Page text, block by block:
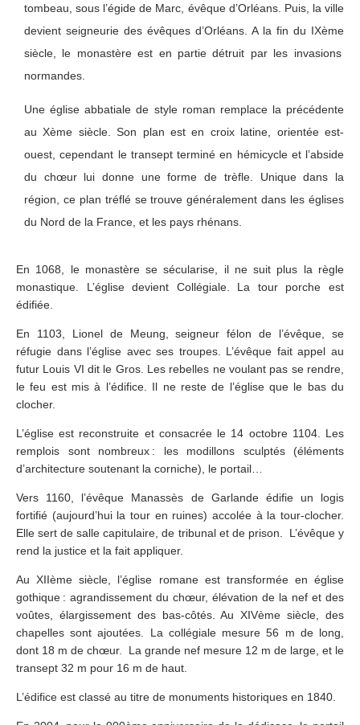
tombeau, sous l’égide de Marc, évêque d’Orléans. Puis, la ville
devient seigneurie des évêques d’Orléans. A la fin du IXème
siècle, le monastère est en partie détruit par les invasions
normandes.
Une église abbatiale de style roman remplace la précédente
au Xème siècle. Son plan est en croix latine, orientée est-
ouest, cependant le transept terminé en hémicycle et l’abside
du chœur lui donne une forme de trèfle. Unique dans la
région, ce plan tréflé se trouve généralement dans les églises
du Nord de la France, et les pays rhénans.
En 1068, le monastère se sécularise, il ne suit plus la règle
monastique. L’église devient Collégiale. La tour porche est
édifiée.
En 1103, Lionel de Meung, seigneur félon de l’évêque, se
réfugie dans l’église avec ses troupes. L’évêque fait appel au
futur Louis VI dit le Gros. Les rebelles ne voulant pas se rendre,
le feu est mis à l’édifice. Il ne reste de l’église que le bas du
clocher.
L’église est reconstruite et consacrée le 14 octobre 1104. Les
remplois sont nombreux : les modillons sculptés (éléments
d’architecture soutenant la corniche), le portail…
Vers 1160, l’évêque Manassès de Garlande édifie un logis
fortifié (aujourd’hui la tour en ruines) accolée à la tour-clocher.
Elle sert de salle capitulaire, de tribunal et de prison. L’évêque y
rend la justice et la fait appliquer.
Au XIIème siècle, l’église romane est transformée en église
gothique : agrandissement du chœur, élévation de la nef et des
voûtes, élargissement des bas-côtés. Au XIVème siècle, des
chapelles sont ajoutées. La collégiale mesure 56 m de long,
dont 18 m de chœur. La grande nef mesure 12 m de large, et le
transept 32 m pour 16 m de haut.
L’édifice est classé au titre de monuments historiques en 1840.